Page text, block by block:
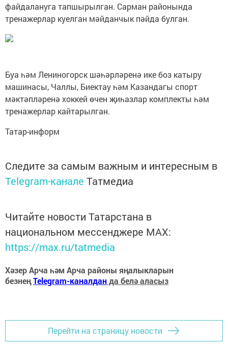
файдалануга тапшырылган. Сарман районында
тренажерлар куелган мәйданчык пәйда булган.
Буа һәм Лениногорск шәһәрләренә ике боз катыру
машинасы, Чаллы, Биектау һәм Казандагы спорт
мәктәпләренә хоккей өчен җиһазлар комплекты һәм
тренажерлар кайтарылган.
Татар-информ
Следите за самым важным и интересным в
Telegram-канале Татмедиа
Читайте новости Татарстана в
национальном мессенджере MАХ:
https://max.ru/tatmedia
Хәзер Арча һәм Арча районы яңалыкларын
безнеңTelegram-каналданда белә аласыз
Перейти на страницу новости